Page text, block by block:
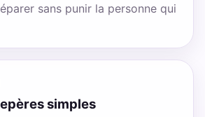
sans punir la personne qui
simples